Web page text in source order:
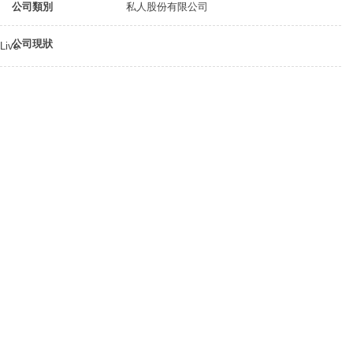
公司類別 私人股份有限公司
公司現狀
Live